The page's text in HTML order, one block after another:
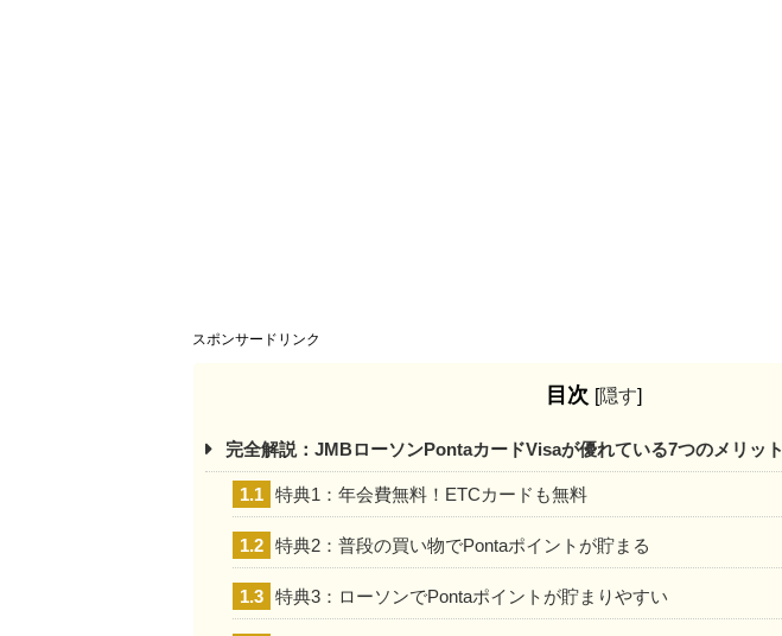
スポンサードリンク
目次 [隠す]
完全解説：JMBローソンPontaカードVisaが優れている7つのメリット
1.1 特典1：年会費無料！ETCカードも無料
1.2 特典2：普段の買い物でPontaポイントが貯まる
1.3 特典3：ローソンでPontaポイントが貯まりやすい